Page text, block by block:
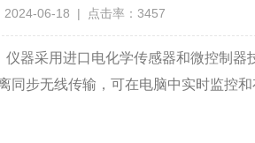
2024-06-18 | 点击率：3457
器采用进口电化学传感器和微控制
步无线传输，可在电脑中实时监控